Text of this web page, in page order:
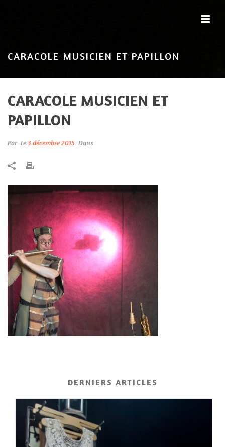
CARACOLE MUSICIEN ET PAPILLON
CARACOLE MUSICIEN ET
PAPILLON
Par Le3 décembre 2015 Dans
DERNIERS ARTICLES